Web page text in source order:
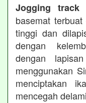
Jogging track
basemat
tinggi dan
dengan
dengan
menggunakan
menciptakan
mencegah